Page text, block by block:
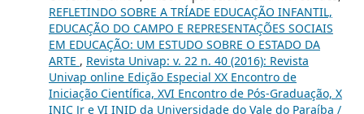
REFLETINDO SOBRE A TRÍADE EDUCAÇÃO INFANTIL,
EDUCAÇÃO DO CAMPO E REPRESENTAÇÕES SOCIAIS
EM EDUCAÇÃO: UM ESTUDO SOBRE O ESTADO DA
ARTE , Revista Univap: v. 22 n. 40 (2016): Revista
Univap online Edição Especial XX Encontro de
Iniciação Científica, XVI Encontro de Pós-Graduação, X
INIC Jr e VI INID da Universidade do Vale do Paraíba /